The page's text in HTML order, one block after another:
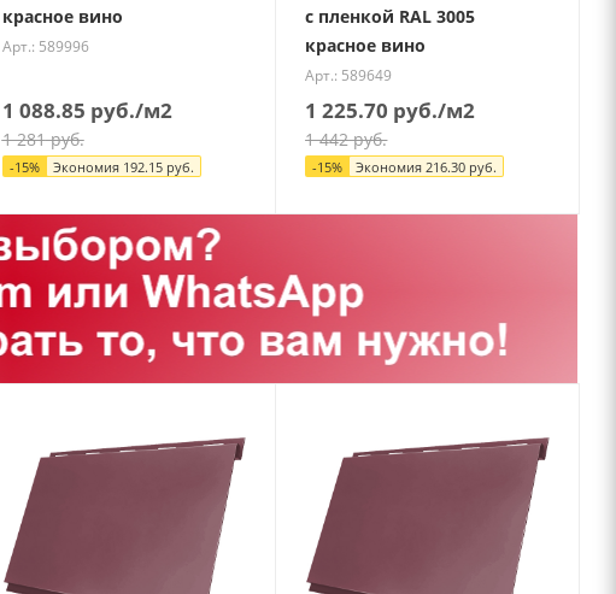
красное вино
Арт.: 589996
1 088.85 руб./м2
1 281руб.
-15% Экономия 192.15руб.
с пленкой RAL 3005
красное вино
Арт.: 589649
1 225.70 руб./м2
1 442руб.
-15% Экономия 216.30 руб.